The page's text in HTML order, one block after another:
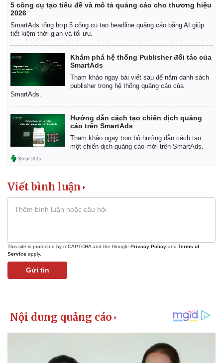
5 công cụ tạo tiêu đề và mô tả quảng cáo cho thương hiệu
2026
SmartAds tổng hợp 5 công cụ tạo headline quảng cáo bằng AI giúp
tiết kiệm thời gian và tối ưu.
Khám phá hệ thống Publisher đối tác của
SmartAds
Tham khảo ngay bài viết sau để nắm danh sách
publisher trong hệ thống quảng cáo của
SmartAds.
Hướng dẫn cách tạo chiến dịch quảng
cáo trên SmartAds
Tham khảo ngay trọn bộ hướng dẫn cách tạo
một chiến dịch quảng cáo mới trên SmartAds.
Viết bình luận
This site is protected by reCAPTCHA and the Google Privacy Policy and Terms of
Service apply.
Gửi tin